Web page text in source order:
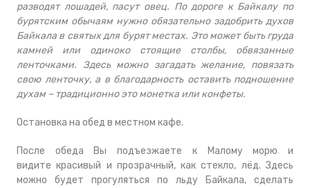
разводят лошадей, пасут овец. По дороге к Байкалу по
бурятским обычаям нужно обязательно задобрить духов
Байкала в святых для бурят местах. Это может быть груда
камней или одиноко стоящие столбы, обвязанные
ленточками. Здесь можно загадать желание, повязать
свою ленточку, а в благодарность оставить подношение
духам – традиционно это монетка или конфеты.
Остановка на обед в местном кафе.
После обеда Вы подъезжаете к Малому морю и
видите красивый и прозрачный, как стекло, лёд. Здесь
можно будет прогуляться по льду Байкала, сделать